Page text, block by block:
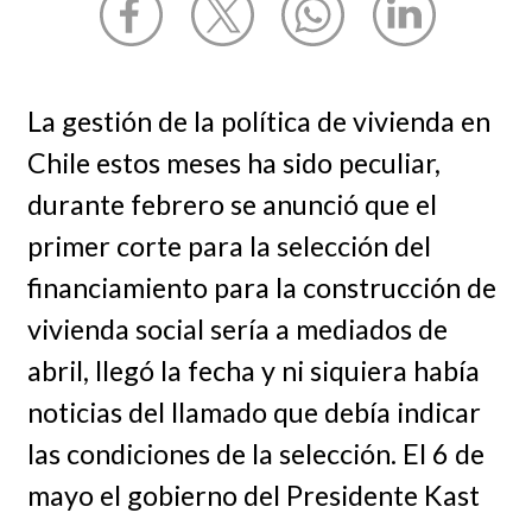
La gestión de la política de vivienda en
Chile estos meses ha sido peculiar,
durante febrero se anunció que el
primer corte para la selección del
financiamiento para la construcción de
vivienda social sería a mediados de
abril, llegó la fecha y ni siquiera había
noticias del llamado que debía indicar
las condiciones de la selección. El 6 de
mayo el gobierno del Presidente Kast